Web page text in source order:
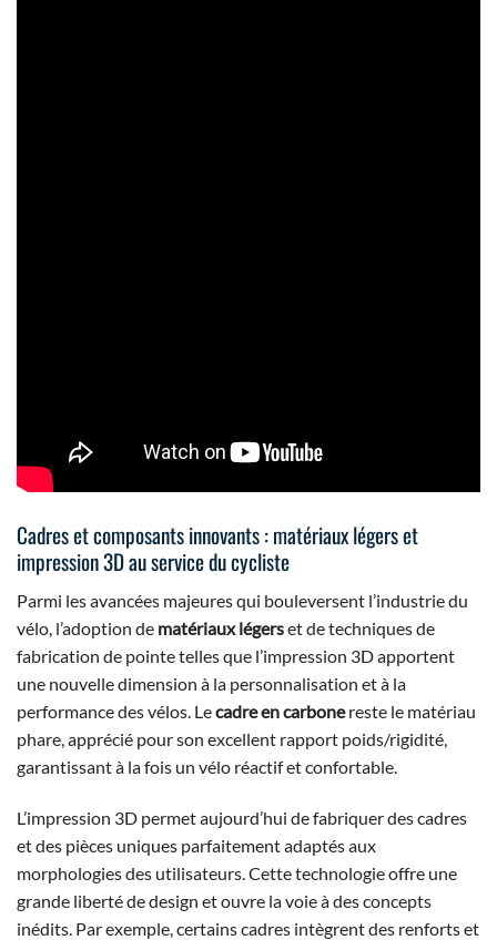
Cadres et composants innovants : matériaux légers et
impression 3D au service du cycliste
Parmi les avancées majeures qui bouleversent l’industrie du
vélo, l’adoption de matériaux légerset de techniques de
fabrication de pointe telles que l’impression 3D apportent
une nouvelle dimension à la personnalisation et à la
performance des vélos. Lecadre en carbonereste le matériau
phare, apprécié pour son excellent rapport poids/rigidité,
garantissant à la fois un vélo réactif et confortable.
L’impression 3D permet aujourd’hui de fabriquer des cadres
et des pièces uniques parfaitement adaptés aux
morphologies des utilisateurs. Cette technologie offre une
grande liberté de design et ouvre la voie à des concepts
inédits. Par exemple, certains cadres intègrent des renforts et